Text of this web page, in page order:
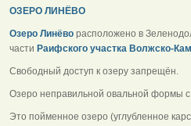
ОЗЕРО ЛИНЁВО
Озеро Линёво расположено в
части Раифского участка Волжско-
Свободный доступ к озеру запрещён.
Озеро неправильной овальной формы
Это пойменное озеро (углубленное